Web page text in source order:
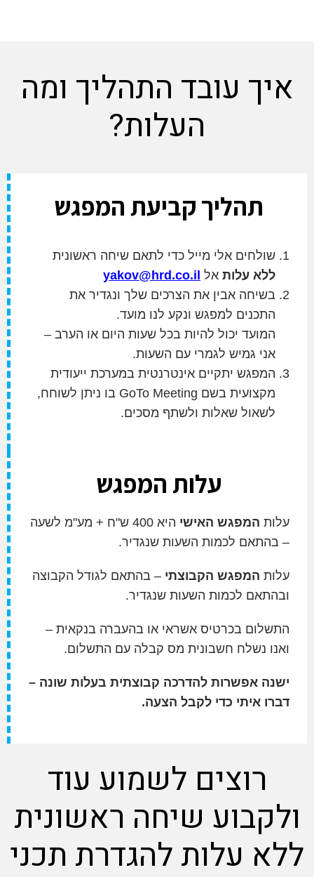
איך עובד התהליך ומה
העלות?
תהליך קביעת המפגש
שולחים אלי מייל כדי לתאם שיחה ראשונית
ללא עלות אל yakov@hrd.co.il
בשיחה אבין את הצרכים שלך ונגדיר את
התכנים למפגש ונקע לנו מועד.
המועד יכול להיות בכל שעות היום או הערב –
אני גמיש לגמרי עם השעות.
המפגש יתקיים אינטרנטית במערכת ייעודית
מקצועית בשם GoTo Meeting בו ניתן לשוחח,
לשאול שאלות ולשתף מסכים.
עלות המפגש
עלות המפגש האישי
היא 400 ש"ח + מע"מ לשעה
– בהתאם לכמות השעות שנגדיר.
עלות המפגש הקבוצתי – בהתאם לגודל הקבוצה
ובהתאם לכמות השעות שנגדיר.
התשלום בכרטיס אשראי או בהעברה בנקאית –
ואנו נשלח חשבונית מס קבלה עם התשלום.
ישנה אפשרות להדרכה קבוצתית בעלות שונה –
דברו איתי כדי לקבל הצעה.
רוצים לשמוע עוד
ולקבוע שיחה ראשונית
ללא עלות להגדרת תכני